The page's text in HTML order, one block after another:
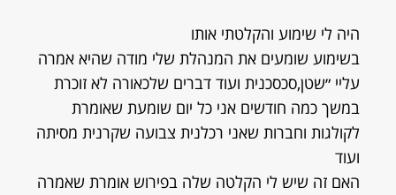
היה לי שימוע והקלטתי אותו
בשימוע שומעים את המנהלת שלי מודה שהיא אמרה
עליי ״שטן,סכסכנית ועוד דברים שלכאורה לא זוכרת
במשך כמה חודשים אני כל יום שומעת שאומרת
לקולגות וחברות שאני רכלנית צבועה שקרנית מסיתה
ועוד
האם זה שיש לי הקלטה שלה בפירוש אומרת שאמרה